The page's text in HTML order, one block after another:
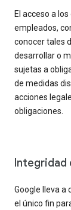
El acceso a
empleados,
conocer tales
desarrollar o
sujetas a
de medidas
acciones
obligaciones.
Integridad
Google lleva a
el único fin